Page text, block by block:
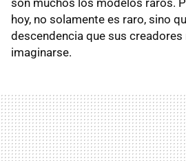
son muchos los modelos raros.
hoy, no solamente es raro, sino
descendencia que sus creadores
imaginarse.